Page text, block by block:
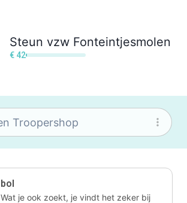
Steun vzw Fonteintjesmolen
€ 42
bol
Wat je ook zoekt, je vindt het zeker bij